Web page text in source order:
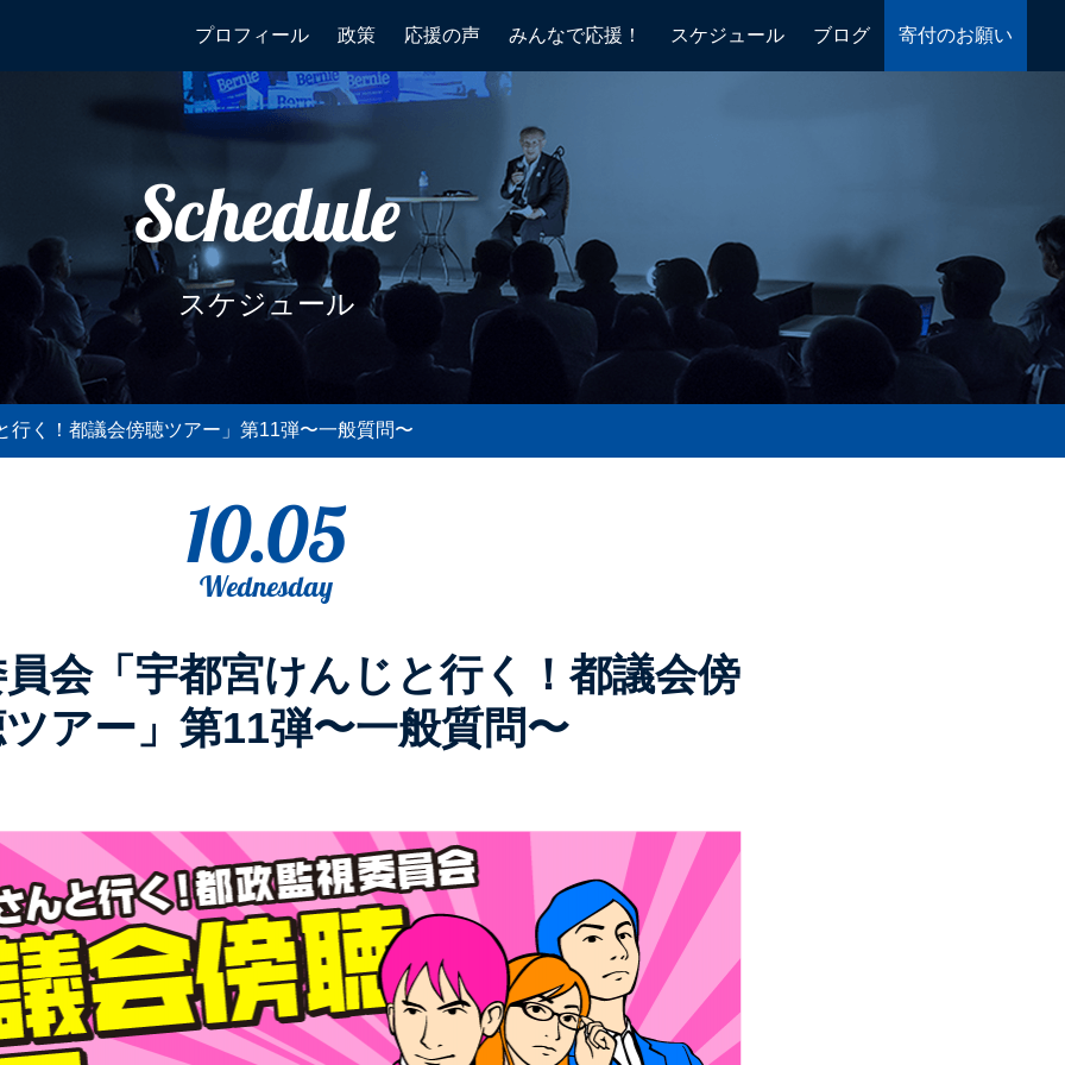
プロフィール 政策 応援の声 みんなで応援！ スケジュール ブログ 寄付のお願い
Schedule
スケジュール
行く！都議会傍聴ツアー」第11弾〜一般質問〜
10.05
Wednesday
会「宇都宮けんじと行く！都議会傍
アー」第11弾〜一般質問〜